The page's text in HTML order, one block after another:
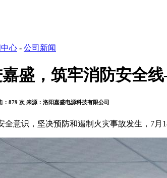
心 - 公司新闻
盛，筑牢消防安全
：879 次 来源：洛阳嘉盛电源科技有限公司
全意识，坚决预防和遏制火灾事故发生， 7月